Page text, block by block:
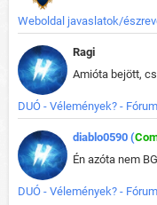
Weboldal javaslatok/
Ragi
DUÓ - Vélemények? -
diablo0590 (
DUÓ - Vélemények? -